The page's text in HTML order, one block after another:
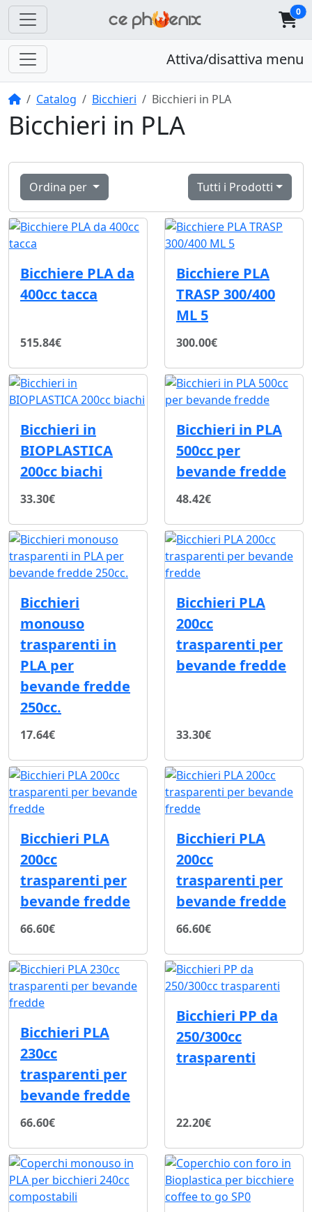
0
Attiva/disattiva menu
HomeCatalog Bicchieri Bicchieri in PLA
Bicchieri in PLA
Ordina per Tutti i Prodotti
Bicchiere PLA da
400cc tacca
515.84€
Bicchiere PLA
TRASP 300/400
ML 5
300.00€
Bicchieri in
BIOPLASTICA
200cc biachi
33.30€
Bicchieri in PLA
500cc per
bevande fredde
48.42€
Bicchieri
monouso
trasparenti in
PLA per
bevande fredde
250cc.
17.64€
Bicchieri PLA
200cc
trasparenti per
bevande fredde
33.30€
Bicchieri PLA
200cc
trasparenti per
bevande fredde
66.60€
Bicchieri PLA
200cc
trasparenti per
bevande fredde
66.60€
Bicchieri PLA
230cc
trasparenti per
bevande fredde
66.60€
Bicchieri PP da
250/300cc
trasparenti
22.20€